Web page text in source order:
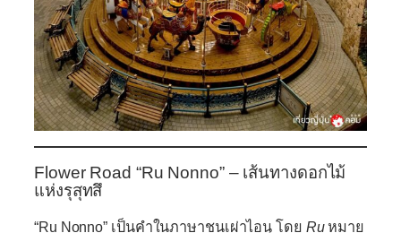
Flower Road “Ru Nonno” – เส้นทางดอกไม้
แห่งรุสุทสึ
“Ru Nonno” เป็นคำในภาษาชนเผ่าไอนุ โดย Ruหมาย